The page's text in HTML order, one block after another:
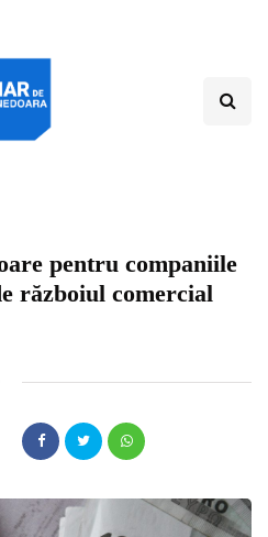
pentru companiile
războiul comercial